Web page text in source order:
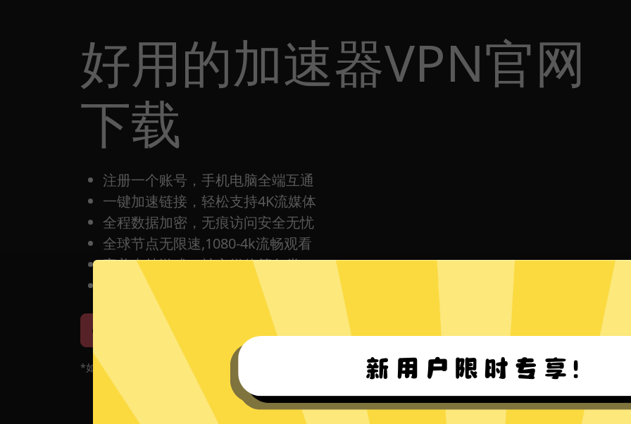
好用的加速器VPN官网
下载
注册一个账号，手机电脑全端互通
一键加速链接，轻松支持4K流媒体
全程数据加密，无痕访问安全无忧
全球节点无限速,1080-4k流畅观看
完美支持游戏，社交媒体等各类App
每日签到打卡都有免费时间
Win8-11 下载 Mac下载
*如果您的App当前遇到问题，请重新下载App！